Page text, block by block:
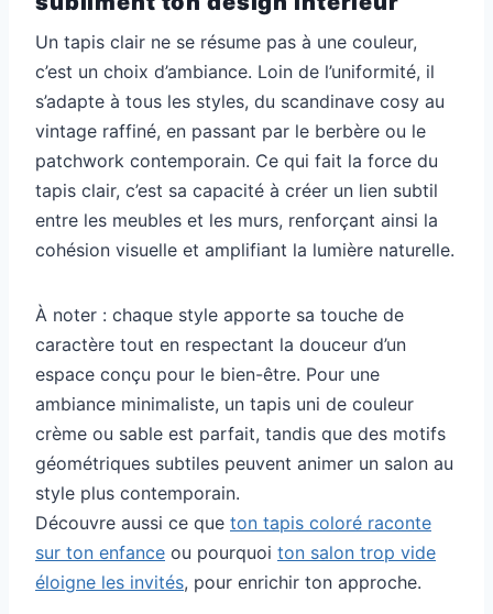
Un tapis clair ne se résume pas à une couleur,
c’est un choix d’ambiance. Loin de l’uniformité, il
s’adapte à tous les styles, du scandinave cosy au
vintage raffiné, en passant par le berbère ou le
patchwork contemporain. Ce qui fait la force du
tapis clair, c’est sa capacité à créer un lien subtil
entre les meubles et les murs, renforçant ainsi la
cohésion visuelle et amplifiant la lumière naturelle.
À noter : chaque style apporte sa touche de
caractère tout en respectant la douceur d’un
espace conçu pour le bien-être. Pour une
ambiance minimaliste, un tapis uni de couleur
crème ou sable est parfait, tandis que des motifs
géométriques subtiles peuvent animer un salon au
style plus contemporain.
Découvre aussi ce que ton tapis coloré raconte
sur ton enfance ou pourquoi ton salon trop vide
éloigne les invités, pour enrichir ton approche.